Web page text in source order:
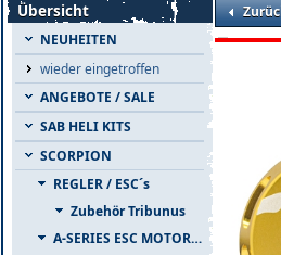
Übersicht
NEUHEITEN
wieder eingetroffen
ANGEBOTE / SALE
SAB HELI KITS
SCORPION
REGLER / ESC´s
Zubehör Tribunus
A-SERIES ESC MOTOR COMBO